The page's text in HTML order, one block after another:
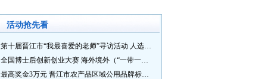
活动抢先看
第十届晋江市“我最喜爱的老师”寻访活动 人选推荐火热进行中 快来“秀”您最喜爱的老师
全国博士后创新创业大赛 海外境外（“一带一路”）赛七大赛道等你来战
最高奖金3万元 晋江市农产品区域公用品牌标识Logo及特色农产品包装设计征集活动正式启动